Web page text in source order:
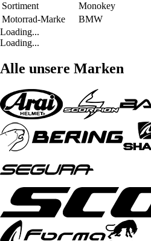
Sortiment
Monokey
Motorrad-Marke
BMW
Loading...
Loading...
Alle unsere Marken